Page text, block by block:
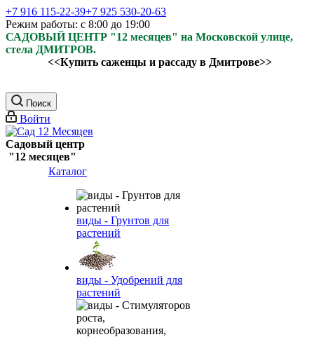
+7 916 115-22-39+7 925 530-20-63
Режим работы: с 8:00 до 19:00
САДОВЫЙ ЦЕНТР "12 месяцев" на Московской улице,
стела ДМИТРОВ.
<<Купить саженцы и рассаду в Дмитрове>>
Поиск
Войти
Садовый центр
"12 месяцев"
Каталог
виды - Грунтов для
растений
виды - Удобрений для
растений